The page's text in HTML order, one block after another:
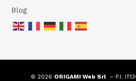
Blog
© 2026 ORIGAMI Web Srl– P.I.